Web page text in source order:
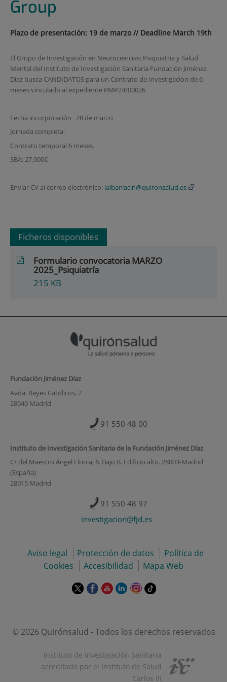
Group
Plazo de presentación: 19 de marzo // Deadline March 19th
El Grupo de Investigación en Neurociencias: Psiquiatría y Salud
Mental del Instituto de Investigación Sanitaria Fundación Jiménez
Díaz busca CANDIDATOS para un Contrato de Investigación de 6
meses vinculado al expediente PMP24/00026
Fecha incorporación_ 28 de marzo
Jornada completa.
Contrato temporal 6 meses.
SBA: 27.900€
Enviar CV al correo electrónico: lalbarracin@quironsalud.es
Ficheros disponibles
Formulario convocatoria MARZO
2025_Psiquiatría
215 KB
Fundación Jiménez Díaz
Avda. Reyes Católicos, 2
28040 Madrid
91 550 48 00
Instituto de Investigación Sanitaria de la Fundación Jiménez Díaz
C/ del Maestro Ángel Llorca, 6. Bajo B. Edificio alto. 28003-Madrid
(España)
28015 Madrid
91 550 48 97
investigacion@fjd.es
Aviso legal Protección de datos
Política de
Cookies
Accesibilidad Mapa Web
Este
en
ventana
nueva.
Este
en
ventana
nueva.
Este
en
ventana
Este
en
ventana
nueva.
Este
en
ventana
nueva.
Enlace
externa.
© 2026 Quirónsalud - Todos los derechos reservados
Instituto de Investigación Sanitaria
acreditado por el Instituto de Salud
Carlos III